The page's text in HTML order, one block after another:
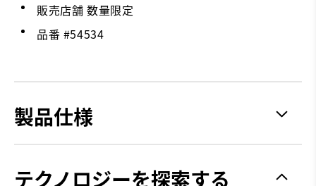
販売店舗 数量限定
品番 #54534
製品仕様
テクノロジーを探索する